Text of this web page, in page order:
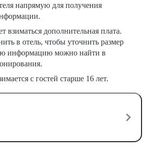
напрямую для получения
дополнительная плата.
в отель, чтобы уточнить размер
информацию можно найти в
с гостей старше 16 лет.